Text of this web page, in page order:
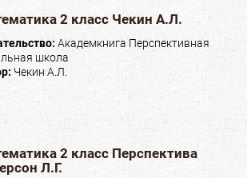
2 класс Чекин А.Л.
Академкнига Перспективная
школа
Чекин А.Л.
2 класс Перспектива
Л.Г.